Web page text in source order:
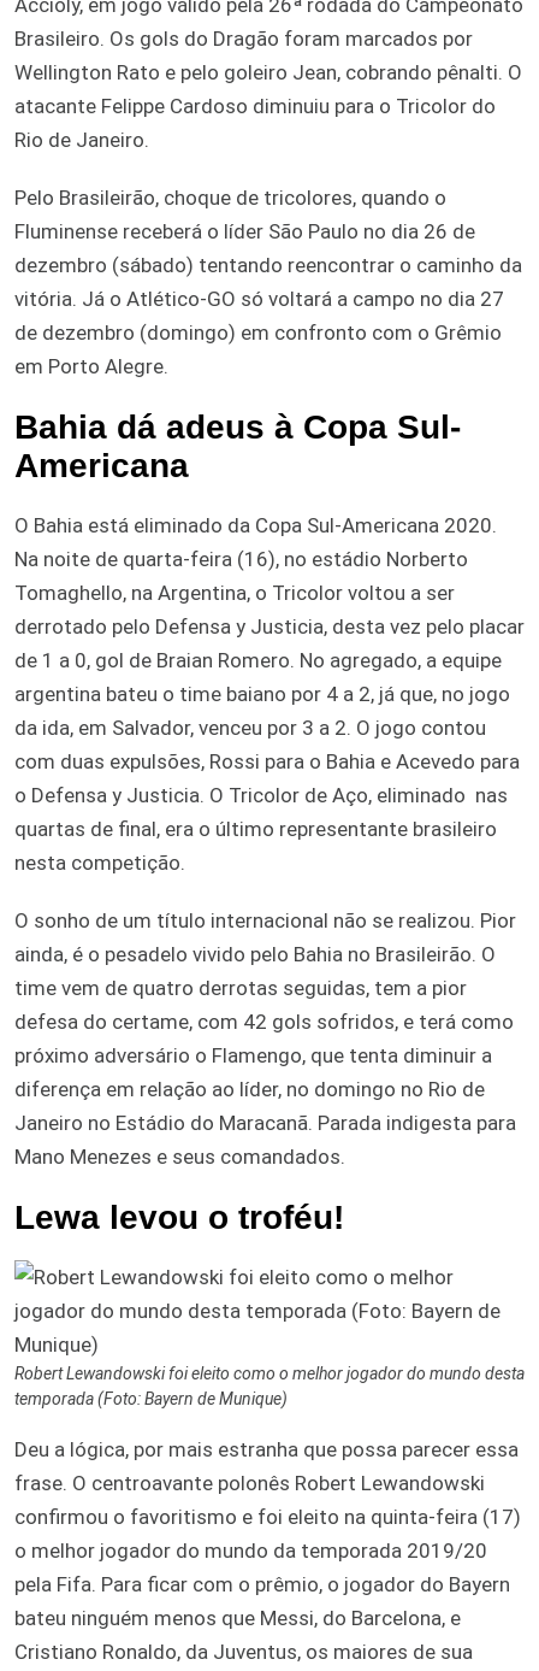
Brasileiro. Os gols do Dragão foram marcados por
Wellington Rato e pelo goleiro Jean, cobrando pênalti. O
atacante Felippe Cardoso diminuiu para o Tricolor do
Rio de Janeiro.
Pelo Brasileirão, choque de tricolores, quando o
Fluminense receberá o líder São Paulo no dia 26 de
dezembro (sábado) tentando reencontrar o caminho da
vitória. Já o Atlético-GO só voltará a campo no dia 27
de dezembro (domingo) em confronto com o Grêmio
em Porto Alegre.
Bahia dá adeus à Copa Sul-
Americana
O Bahia está eliminado da Copa Sul-Americana 2020.
Na noite de quarta-feira (16), no estádio Norberto
Tomaghello, na Argentina, o Tricolor voltou a ser
derrotado pelo Defensa y Justicia, desta vez pelo placar
de 1 a 0, gol de Braian Romero. No agregado, a equipe
argentina bateu o time baiano por 4 a 2, já que, no jogo
da ida, em Salvador, venceu por 3 a 2. O jogo contou
com duas expulsões, Rossi para o Bahia e Acevedo para
o Defensa y Justicia. O Tricolor de Aço, eliminado nas
quartas de final, era o último representante brasileiro
nesta competição.
O sonho de um título internacional não se realizou. Pior
ainda, é o pesadelo vivido pelo Bahia no Brasileirão. O
time vem de quatro derrotas seguidas, tem a pior
defesa do certame, com 42 gols sofridos, e terá como
próximo adversário o Flamengo, que tenta diminuir a
diferença em relação ao líder, no domingo no Rio de
Janeiro no Estádio do Maracanã. Parada indigesta para
Mano Menezes e seus comandados.
Lewa levou o troféu!
Robert Lewandowski foi eleito como o melhor jogador do mundo desta
temporada (Foto: Bayern de Munique)
Deu a lógica, por mais estranha que possa parecer essa
frase. O centroavante polonês Robert Lewandowski
confirmou o favoritismo e foi eleito na quinta-feira (17)
o melhor jogador do mundo da temporada 2019/20
pela Fifa. Para ficar com o prêmio, o jogador do Bayern
bateu ninguém menos que Messi, do Barcelona, e
Cristiano Ronaldo, da Juventus, os maiores de sua